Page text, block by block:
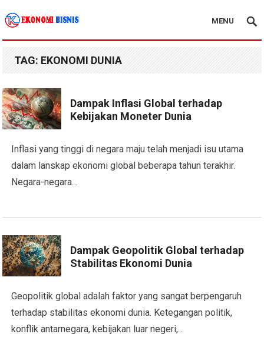
Kanal Ekonomi Bisnis
MENU
TAG: EKONOMI DUNIA
Dampak Inflasi Global terhadap
Kebijakan Moneter Dunia
Inflasi yang tinggi di negara maju telah menjadi isu utama
dalam lanskap ekonomi global beberapa tahun terakhir.
Negara-negara…
Dampak Geopolitik Global terhadap
Stabilitas Ekonomi Dunia
Geopolitik global adalah faktor yang sangat berpengaruh
terhadap stabilitas ekonomi dunia. Ketegangan politik,
konflik antarnegara, kebijakan luar negeri,…